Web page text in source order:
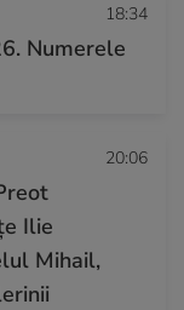
18:34
Numerele
20:06
Ilie
Mihail,